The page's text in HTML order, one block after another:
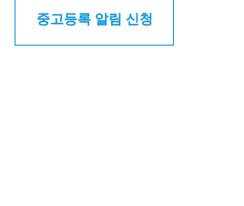
중고등록 알림 신청